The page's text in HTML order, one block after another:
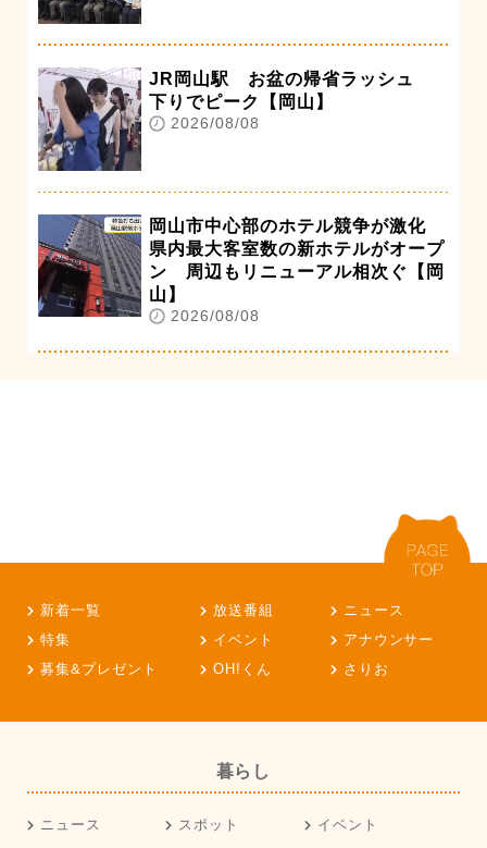
JR岡山駅 お盆の帰省ラッシュ
下りでピーク【岡山】
2026/08/08
岡山市中心部のホテル競争が激化
県内最大客室数の新ホテルがオープ
ン 周辺もリニューアル相次ぐ【岡
山】
2026/08/08
新着一覧 放送番組
ニュース
特集
イベント
アナウンサー
募集&プレゼント
OH!くん さりお
暮らし
ニュース スポット
イベント